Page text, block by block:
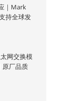
｜Mark
持全球发
网交换模
原厂品质